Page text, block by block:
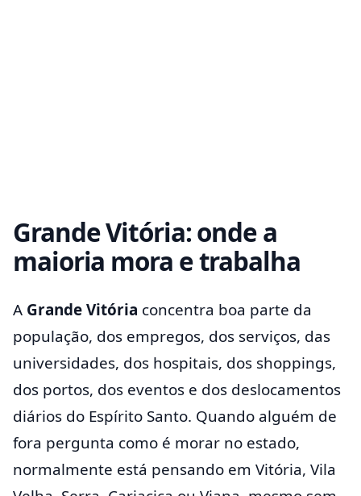
Grande Vitória: onde a
maioria mora e trabalha
A Grande Vitória concentra boa parte da
população, dos empregos, dos serviços, das
universidades, dos hospitais, dos shoppings,
dos portos, dos eventos e dos deslocamentos
diários do Espírito Santo. Quando alguém de
fora pergunta como é morar no estado,
normalmente está pensando em Vitória, Vila